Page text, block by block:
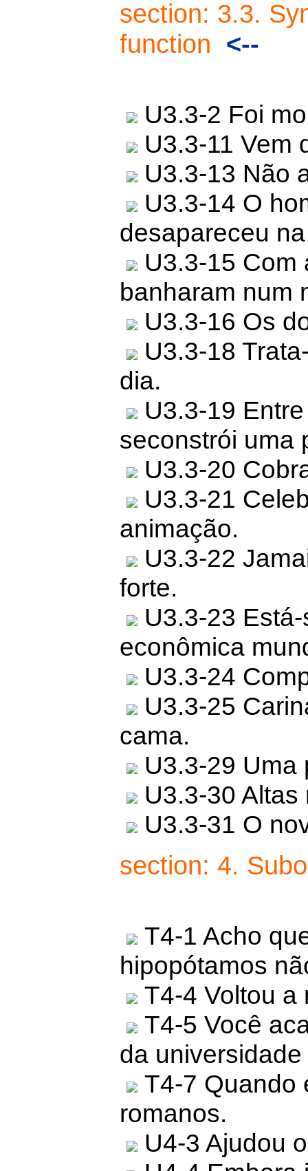
section: 3.3.
function <--
U3.3-2 Foi
U3.3-11 Vem
U3.3-13 Não
U3.3-14 O
desapareceu
U3.3-15 Com
banharam num
U3.3-16 Os
U3.3-18
dia.
U3.3-19
seconstrói uma
U3.3-20
U3.3-21
animação.
U3.3-22
forte.
U3.3-23
econômica
U3.3-24
U3.3-25
cama.
U3.3-29 Uma
U3.3-30
U3.3-31 O
section: 4.
T4-1 Acho
hipopótamos
T4-4 Voltou a
T4-5 Você
da
T4-7 Quando
romanos.
U4-3 Ajudou